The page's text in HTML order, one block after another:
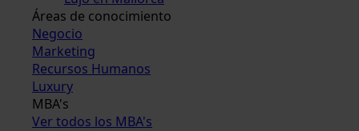
Áreas de conocimiento
Negocio
Marketing
Recursos Humanos
Luxury
MBA's
Ver todos los MBA's